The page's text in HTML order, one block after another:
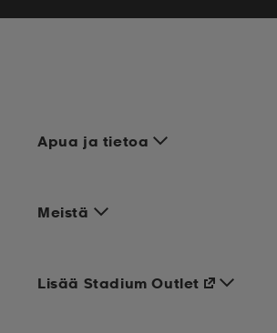
Apua ja tietoa
Meistä
Lisää Stadium Outlet